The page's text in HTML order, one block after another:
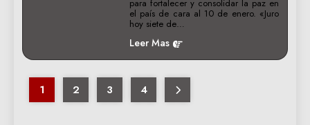
para fortalecer y consolidar la paz en
el país de cara al 10 de enero. «Juro
hoy siete de…
Leer Mas
1 2 3 4